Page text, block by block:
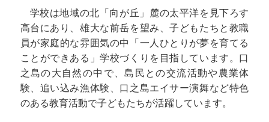
学校は地域の北「向が丘」麓の太平洋を見下ろす
高台にあり、雄大な前岳を望み、子どもたちと教職
員が家庭的な雰囲気の中「一人ひとりが夢を育てる
ことができある」学校づくりを目指しています。口
之島の大自然の中で、島民との交流活動や農業体
験、追い込み漁体験、口之島エイサー演舞など特色
のある教育活動で子どもたちが活躍しています。